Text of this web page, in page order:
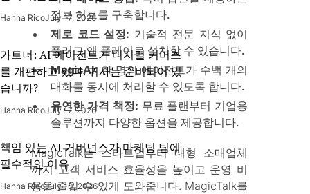
정보 허브를 구축합니다.
제로 코드 설정: 기술적 전문 지식 없이
플러그 앤 플레이로 설치할 수 있습니다.
MagicAI:한 명의 에이전트가 수백 개의
대화를 동시에 처리할 수 있도록 합니다.
유연한 가격 책정: 무료 플랜부터 기업용
솔루션까지 다양한 옵션을 제공합니다.
MagicTalk는 스타트업부터 대형 소매업체
까지 고객 서비스 효율성을 높이고 운영 비
용을 줄일 수 있게 도와줍니다. MagicTalk를
Hanna RicoJuly 17, 2026
가트너: AI 에이전트가 디지털 커머스
를 개편하고 있다. 귀사는 준비되어 있
습니까?
Hanna RicoJuly 17, 2026
책임 있는 AI 거버넌스가 마케팅 팀에
필수적인 이유
Hanna RicoJuly 10, 2026